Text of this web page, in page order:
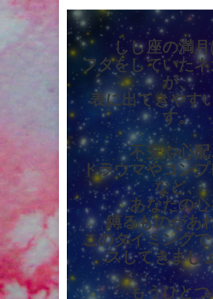
しし座の満月
フタをしていた
が、
表に出てきやす
す。
不安や心配
トラウマやコン
など、
あなたの
縛るものがあ
このタイミング
スしてきまし
もうひと